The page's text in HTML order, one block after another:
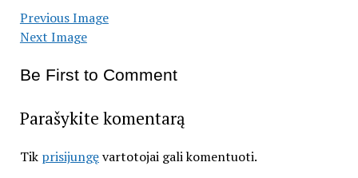
Previous Image
Next Image
Be First to Comment
Parašykite komentarą
Tik prisijungęvartotojai gali komentuoti.